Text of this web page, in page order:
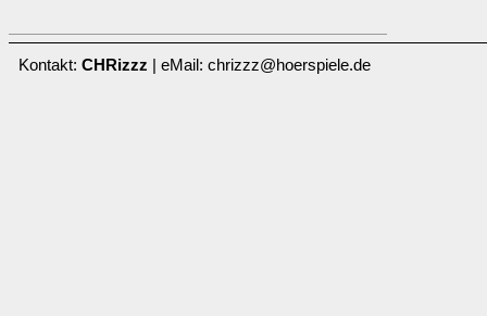
Kontakt: CHRizzz | eMail: chrizzz@hoerspiele.de